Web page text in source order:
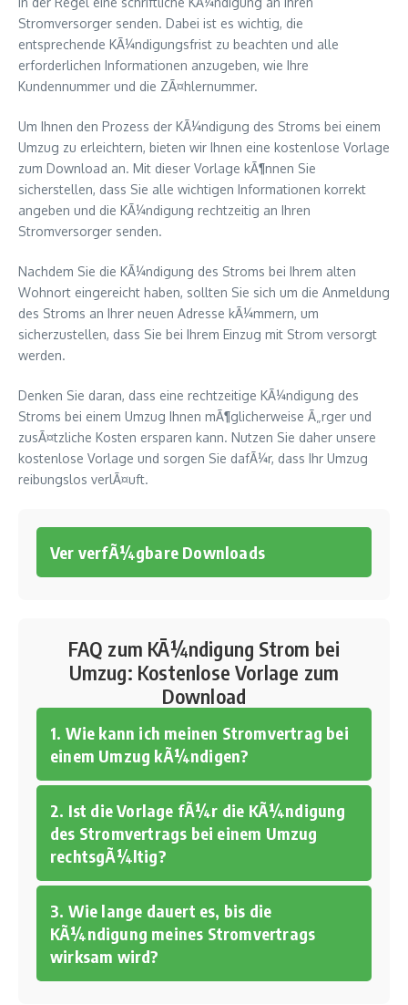
Stromversorger senden. Dabei ist es wichtig, die
entsprechende KÃ¼ndigungsfrist zu beachten und alle
erforderlichen Informationen anzugeben, wie Ihre
Kundennummer und die ZÃ¤hlernummer.
Um Ihnen den Prozess der KÃ¼ndigung des Stroms bei einem
Umzug zu erleichtern, bieten wir Ihnen eine kostenlose Vorlage
zum Download an. Mit dieser Vorlage kÃ¶nnen Sie
sicherstellen, dass Sie alle wichtigen Informationen korrekt
angeben und die KÃ¼ndigung rechtzeitig an Ihren
Stromversorger senden.
Nachdem Sie die KÃ¼ndigung des Stroms bei Ihrem alten
Wohnort eingereicht haben, sollten Sie sich um die Anmeldung
des Stroms an Ihrer neuen Adresse kÃ¼mmern, um
sicherzustellen, dass Sie bei Ihrem Einzug mit Strom versorgt
werden.
Denken Sie daran, dass eine rechtzeitige KÃ¼ndigung des
Stroms bei einem Umzug Ihnen mÃ¶glicherweise Ã„rger und
zusÃ¤tzliche Kosten ersparen kann. Nutzen Sie daher unsere
kostenlose Vorlage und sorgen Sie dafÃ¼r, dass Ihr Umzug
reibungslos verlÃ¤uft.
Ver verfÃ¼gbare Downloads
FAQ zum KÃ¼ndigung Strom bei
Umzug: Kostenlose Vorlage zum
Download
1. Wie kann ich meinen Stromvertrag bei
einem Umzug kÃ¼ndigen?
2. Ist die Vorlage fÃ¼r die KÃ¼ndigung
des Stromvertrags bei einem Umzug
rechtsgÃ¼ltig?
3. Wie lange dauert es, bis die
KÃ¼ndigung meines Stromvertrags
wirksam wird?